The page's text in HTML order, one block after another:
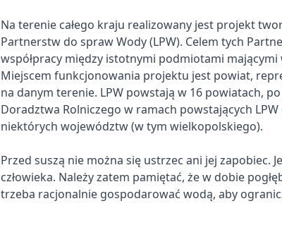
Na terenie całego kraju realizowany jest projekt
Partnerstw do spraw Wody (LPW). Celem tych
współpracy między istotnymi podmiotami
Miejscem funkcjonowania projektu jest powiat,
na danym terenie. LPW powstają w 16 powiatach,
Doradztwa Rolniczego w ramach powstających
niektórych województw (w tym wielkopolskiego).
Przed suszą nie można się ustrzec ani jej zapobiec.
człowieka. Należy zatem pamiętać, że w dobie
trzeba racjonalnie gospodarować wodą, aby